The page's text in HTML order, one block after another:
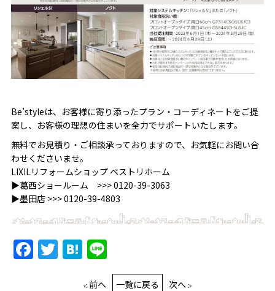
Be’styleは、お客様に寄り添ったプラン・コーディネートをご提
案し、お客様の理想の住まいを全力でサポートいたします。
無料でお見積り・ご相談承っておりますので、お気軽にお問い合
わせくださいませ。
LIXILリフォームショップ ベストリホーム
▶葛西ショールーム >>>0120-39-3063
▶墨田店 >>>0120-39-4803
Facebook
TwitterHatena
Line
前へ 一覧に戻る 次へ